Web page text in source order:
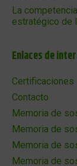
La
estratégico de
Enlaces de
Certificaciones
Contacto
Memoria de
Memoria de
Memoria de
Memoria de